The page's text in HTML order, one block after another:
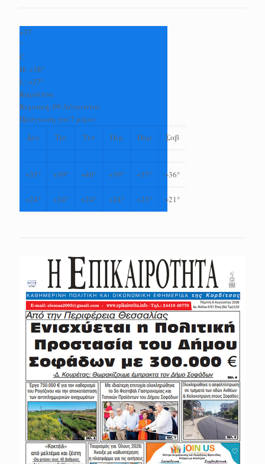
+37
°
C
H: +38°
L: +27°
Καρδίτσα
Κυριακή, 09 Αύγουστος
Πρόγνωση για 7 μέρες
Δευ
Τρι Τετ Πεμ Παρ Σαβ
+35° +39° +40° +39° +37° +36°
+24° +24° +24° +24° +23° +21°